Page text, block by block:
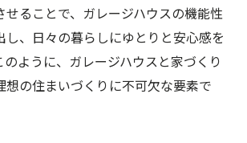
せることで、ガレージハウスの機能性
し、日々の暮らしにゆとりと安心感を
ように、ガレージハウスと家づくり
想の住まいづくりに不可欠な要素で